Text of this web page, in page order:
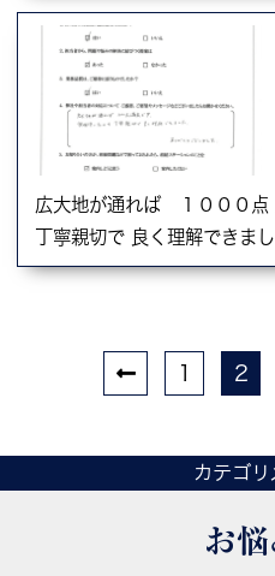
広大地が通れば １０００点
丁寧親切で 良く理解できま
1 2
カテゴリ
お